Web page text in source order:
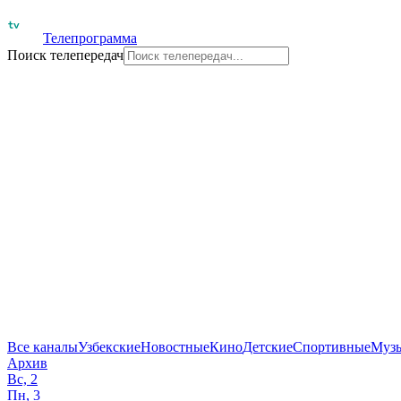
Телепрограмма
Поиск телепередач
Все каналыУзбекскиеНовостныеКиноДетскиеСпортивные
Архив
Вс, 2
Пн, 3